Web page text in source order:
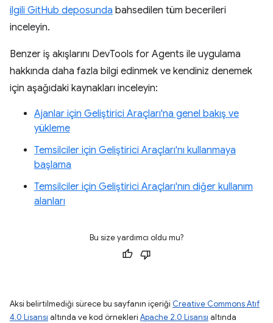
ilgili GitHub deposunda bahsedilen tüm becerileri
inceleyin.
Benzer iş akışlarını DevTools for Agents ile uygulama
hakkında daha fazla bilgi edinmek ve kendiniz denemek
için aşağıdaki kaynakları inceleyin:
Ajanlar için Geliştirici Araçları'na genel bakış ve
yükleme
Temsilciler için Geliştirici Araçları'nı kullanmaya
başlama
Temsilciler için Geliştirici Araçları'nın diğer kullanım
alanları
Bu size yardımcı oldu mu?
Aksi belirtilmediği sürece bu sayfanın içeriği Creative Commons Atıf
4.0 Lisansı altında ve kod örnekleri Apache 2.0 Lisansı altında